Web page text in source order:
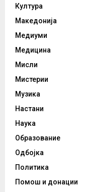
Култура
Македонија
Медиуми
Медицина
Мисли
Мистерии
Музика
Настани
Наука
Образование
Одбојка
Политика
Помош и донации